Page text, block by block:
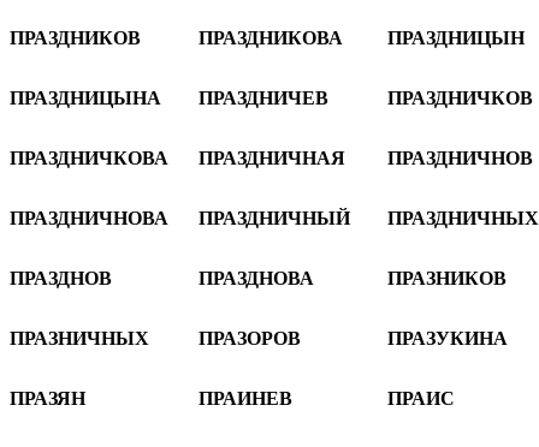
ПРАЗДНИКОВ ПРАЗДНИКОВА ПРАЗДНИЦЫН
ПРАЗДНИЦЫНА ПРАЗДНИЧЕВ ПРАЗДНИЧКОВ
ПРАЗДНИЧКОВА ПРАЗДНИЧНАЯ ПРАЗДНИЧНОВ
ПРАЗДНИЧНОВА ПРАЗДНИЧНЫЙ ПРАЗДНИЧНЫХ
ПРАЗДНОВ ПРАЗДНОВА ПРАЗНИКОВ
ПРАЗНИЧНЫХ ПРАЗОРОВ ПРАЗУКИНА
ПРАЗЯН ПРАИНЕВ ПРАИС